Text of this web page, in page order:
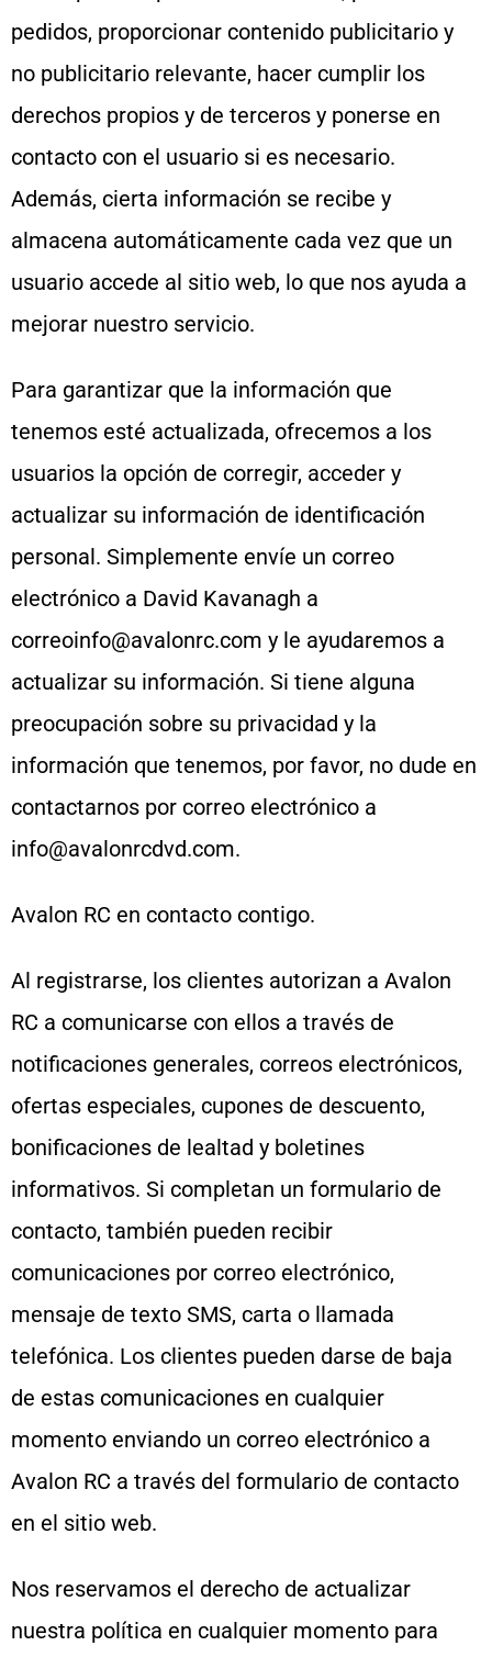
pedidos, proporcionar contenido publicitario y
no publicitario relevante, hacer cumplir los
derechos propios y de terceros y ponerse en
contacto con el usuario si es necesario.
Además, cierta información se recibe y
almacena automáticamente cada vez que un
usuario accede al sitio web, lo que nos ayuda a
mejorar nuestro servicio.
Para garantizar que la información que
tenemos esté actualizada, ofrecemos a los
usuarios la opción de corregir, acceder y
actualizar su información de identificación
personal. Simplemente envíe un correo
electrónico a David Kavanagh a
correoinfo@avalonrc.com y le ayudaremos a
actualizar su información. Si tiene alguna
preocupación sobre su privacidad y la
información que tenemos, por favor, no dude en
contactarnos por correo electrónico a
info@avalonrcdvd.com.
Avalon RC en contacto contigo.
Al registrarse, los clientes autorizan a Avalon
RC a comunicarse con ellos a través de
notificaciones generales, correos electrónicos,
ofertas especiales, cupones de descuento,
bonificaciones de lealtad y boletines
informativos. Si completan un formulario de
contacto, también pueden recibir
comunicaciones por correo electrónico,
mensaje de texto SMS, carta o llamada
telefónica. Los clientes pueden darse de baja
de estas comunicaciones en cualquier
momento enviando un correo electrónico a
Avalon RC a través del formulario de contacto
en el sitio web.
Nos reservamos el derecho de actualizar
nuestra política en cualquier momento para